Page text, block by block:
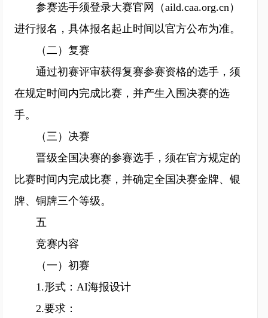
参赛选手须登录大赛官网（aild.caa.org.cn）
进行报名，具体报名起止时间以官方公布为准。
（二）复赛
通过初赛评审获得复赛参赛资格的选手，须
在规定时间内完成比赛，并产生入围决赛的选
手。
（三）决赛
晋级全国决赛的参赛选手，须在官方规定的
比赛时间内完成比赛，并确定全国决赛金牌、银
牌、铜牌三个等级。
五
竞赛内容
（一）初赛
1.形式：AI海报设计
2.要求：